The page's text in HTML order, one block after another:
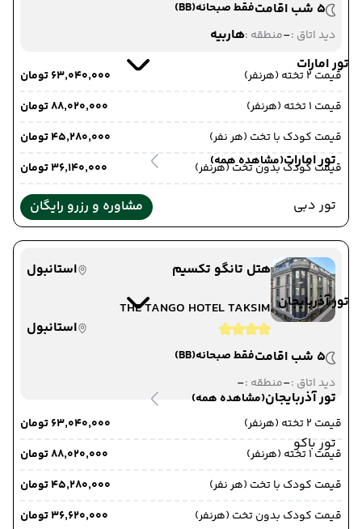
تور امارات
تور امارات(مشاهده همه)
تور دبی
تور آذربایجان
تور آذربایجان(مشاهده همه)
تور باکو
5 شب اقامت
فقط صبحانه(BB)
دید اتاق :-منطقه :هاربیه
قیمت 2 تخته (هرنفر)
۶۳٬۰۴۰٬۰۰۰ تومان
قیمت 1 تخته (هرنفر)
۸۸٬۰۲۰٬۰۰۰ تومان
قیمت کودک با تخت (هر نفر)
۴۵٬۲۸۰٬۰۰۰ تومان
قیمت کودک بدون تخت (هرنفر)
۳۶٬۱۴۰٬۰۰۰ تومان
مشاوره و رزرو رایگان
هتل تانگو تکسیم
استانبول
THE TANGO HOTEL TAKSIM
استانبول
5 شب اقامت
فقط صبحانه(BB)
دید اتاق :-منطقه :-
قیمت 2 تخته (هرنفر)
۶۳٬۰۴۰٬۰۰۰ تومان
قیمت 1 تخته (هرنفر)
۸۸٬۰۲۰٬۰۰۰ تومان
قیمت کودک با تخت (هر نفر)
۴۵٬۲۸۰٬۰۰۰ تومان
قیمت کودک بدون تخت (هرنفر)
۳۶٬۶۲۰٬۰۰۰ تومان